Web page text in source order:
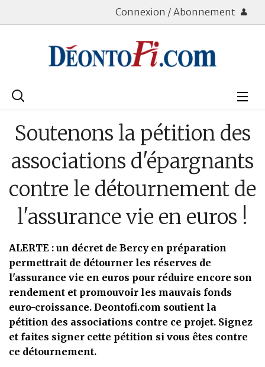
Connexion / Abonnement
Rechercher
Banque
Soutenons la pétition des
associations d'épargnants
contre le détournement de
l'assurance vie en euros !
ALERTE : un décret de Bercy en préparation
permettrait de détourner les réserves de
l'assurance vie en euros pour réduire encore son
rendement et promouvoir les mauvais fonds
euro-croissance. Deontofi.com soutient la
pétition des associations contre ce projet. Signez
et faites signer cette pétition si vous êtes contre
ce détournement.